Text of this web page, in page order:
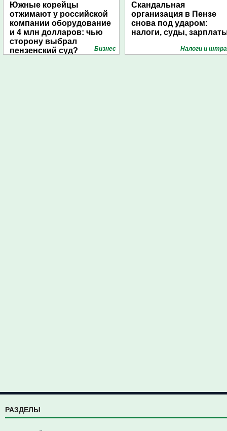
Южные корейцы
отжимают у российской
компании оборудование
и 4 млн долларов: чью
сторону выбрал
пензенский суд?
Бизнес
Скандальная
организация в Пензе
снова под ударом:
налоги, суды,
Налоги и
РАЗДЕЛЫ